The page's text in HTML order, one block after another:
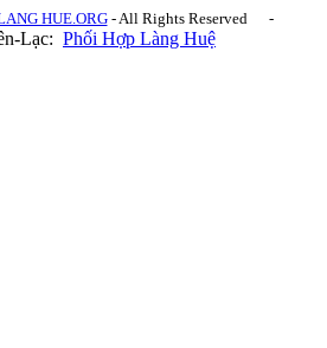
HUE.ORG- All Rights Reserved -
Lạc: Phối Hợp Làng Huệ